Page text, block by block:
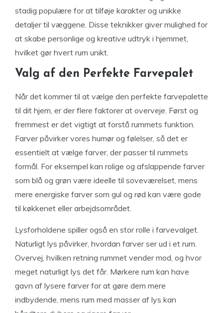
stadig populære for at tilføje karakter og unikke
detaljer til væggene. Disse teknikker giver mulighed for
at skabe personlige og kreative udtryk i hjemmet,
hvilket gør hvert rum unikt.
Valg af den Perfekte Farvepalet
Når det kommer til at vælge den perfekte farvepalette
til dit hjem, er der flere faktorer at overveje. Først og
fremmest er det vigtigt at forstå rummets funktion.
Farver påvirker vores humør og følelser, så det er
essentielt at vælge farver, der passer til rummets
formål. For eksempel kan rolige og afslappende farver
som blå og grøn være ideelle til soveværelset, mens
mere energiske farver som gul og rød kan være gode
til køkkenet eller arbejdsområdet.
Lysforholdene spiller også en stor rolle i farvevalget.
Naturligt lys påvirker, hvordan farver ser ud i et rum.
Overvej, hvilken retning rummet vender mod, og hvor
meget naturligt lys det får. Mørkere rum kan have
gavn af lysere farver for at gøre dem mere
indbydende, mens rum med masser af lys kan